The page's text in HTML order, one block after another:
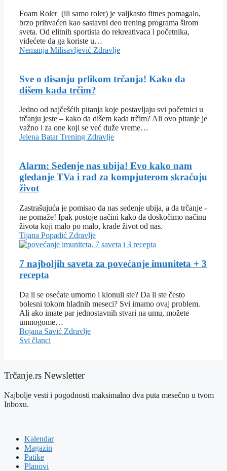
Foam Roler (ili samo roler) je valjkasto fitnes pomagalo,
brzo prihvaćen kao sastavni deo trening programa širom
sveta. Od elitnih sportista do rekreativaca i početnika,
videćete da ga koriste u…
Nemanja Milisavljević Zdravlje
Sve o disanju prlikom trčanja! Kako da
dišem kada trčim?
Jedno od najčešćih pitanja koje postavljaju svi početnici u
trčanju jeste – kako da dišem kada trčim? Ali ovo pitanje je
važno i za one koji se već duže vreme…
Jelena BatarTrening Zdravlje
Alarm: Sedenje nas ubija! Evo kako nam
gledanje TVa i rad za kompjuterom skraćuju
život
Zastrašujuća je pomisao da nas sedenje ubija, a da trčanje -
ne pomaže! Ipak postoje načini kako da doskočimo načinu
života koji malo po malo, krade život od nas.
Tijana Popadić Zdravlje
7 najboljih saveta za povećanje imuniteta + 3
recepta
Da li se osećate umorno i klonuli ste? Da li ste često
bolesni tokom hladnih meseci? Svi imamo ovaj problem.
Ali ako imate par jednostavnih stvari na umu, možete
umnogome…
Bojana Savić Zdravlje
Svi članci
Trčanje.rs Newsletter
Najbolje vesti i pogodnosti maksimalno dva puta mesečno u tvom
Inboxu.
Kalendar
Magazin
Patike
Planovi